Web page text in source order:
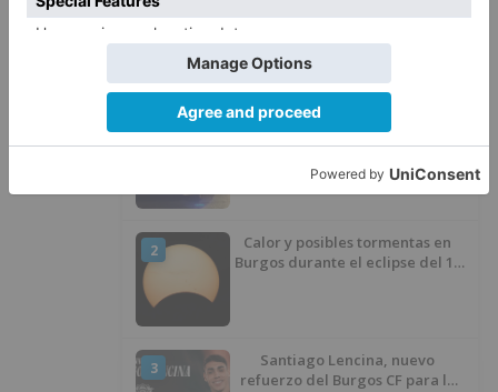
LO + VISTO
1
Detienen a un joven de 27 años
por el robo de cableado y por
atentado contra los agentes
2
Calor y posibles tormentas en
Burgos durante el eclipse del 12
3
Santiago Lencina, nuevo
refuerzo del Burgos CF para la